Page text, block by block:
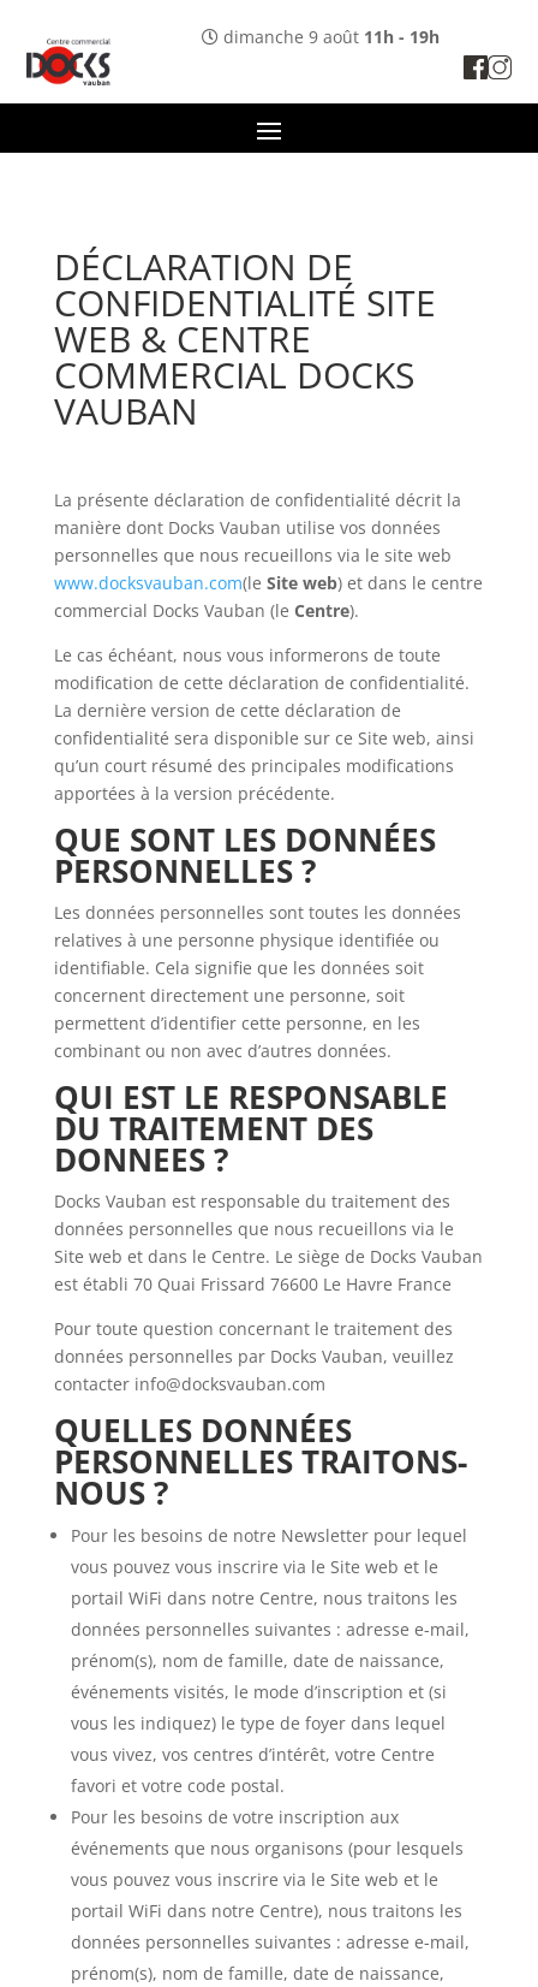
dimanche 9 août 11h - 19h
DÉCLARATION DE
CONFIDENTIALITÉ SITE
WEB & CENTRE
COMMERCIAL DOCKS
VAUBAN
La présente déclaration de confidentialité décrit la
manière dont Docks Vauban utilise vos données
personnelles que nous recueillons via le site web
www.docksvauban.com(le Site web) et dans le centre
commercial Docks Vauban (le Centre).
Le cas échéant, nous vous informerons de toute
modification de cette déclaration de confidentialité.
La dernière version de cette déclaration de
confidentialité sera disponible sur ce Site web, ainsi
qu’un court résumé des principales modifications
apportées à la version précédente.
QUE SONT LES DONNÉES
PERSONNELLES ?
Les données personnelles sont toutes les données
relatives à une personne physique identifiée ou
identifiable. Cela signifie que les données soit
concernent directement une personne, soit
permettent d’identifier cette personne, en les
combinant ou non avec d’autres données.
QUI EST LE RESPONSABLE
DU TRAITEMENT DES
DONNEES ?
Docks Vauban est responsable du traitement des
données personnelles que nous recueillons via le
Site web et dans le Centre. Le siège de Docks Vauban
est établi 70 Quai Frissard 76600 Le Havre France
Pour toute question concernant le traitement des
données personnelles par Docks Vauban, veuillez
contacter info@docksvauban.com
QUELLES DONNÉES
PERSONNELLES TRAITONS-
NOUS ?
Pour les besoins de notre Newsletter pour lequel
vous pouvez vous inscrire via le Site web et le
portail WiFi dans notre Centre, nous traitons les
données personnelles suivantes : adresse e-mail,
prénom(s), nom de famille, date de naissance,
événements visités, le mode d’inscription et (si
vous les indiquez) le type de foyer dans lequel
vous vivez, vos centres d’intérêt, votre Centre
favori et votre code postal.
Pour les besoins de votre inscription aux
événements que nous organisons (pour lesquels
vous pouvez vous inscrire via le Site web et le
portail WiFi dans notre Centre), nous traitons les
données personnelles suivantes : adresse e-mail,
prénom(s), nom de famille, date de naissance,